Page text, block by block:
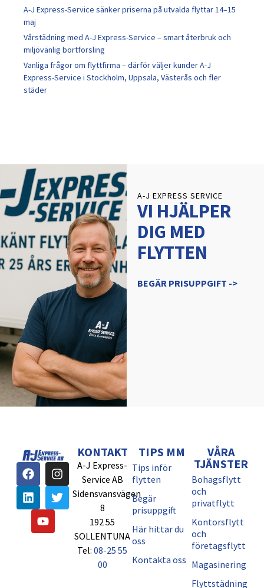
A-J Express-Service sänker priserna på utvalda flyttar 14–15
maj
Vårstädning med A-J Express-Service – smart återbruk och
miljövänlig bortforsling
Vanliga frågor om flyttfirma – därför väljer kunder A-J
Express-Service i Stockholm, Uppsala, Västerås och fler
städer
A-J EXPRESS SERVICE
VI HJÄLPER
DIG MED
FLYTTEN
BEGÄR PRISUPPGIFT ->
KONTAKT
A-J Express-
Service AB
Sidensvansvägen
8
192 55
SOLLENTUNA
Tel:08-25 55
00
TIPS MM
Tips inför
flytten
Begär
prisuppgift
Här hittar du
oss
Kontakta oss
VÅRA
TJÄNSTER
Bohagsflytt
och
privatflytt
Kontorsflytt
och
företagsflytt
Magasinering
Flyttstädning